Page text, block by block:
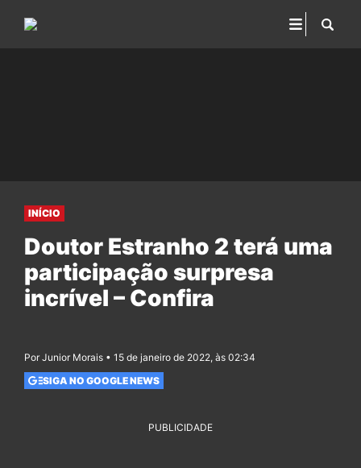
INÍCIO
Doutor Estranho 2 terá uma
participação surpresa
incrível – Confira
Por Junior Morais • 15 de janeiro de 2022, às 02:34
SIGA NO GOOGLE NEWS
PUBLICIDADE